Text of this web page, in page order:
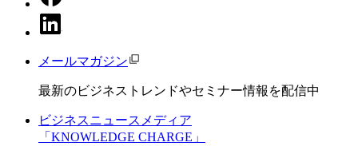
メールマガジン
最新のビジネストレンドやセミナー情報を配信中
ビジネスニュースメディア
「KNOWLEDGE CHARGE」